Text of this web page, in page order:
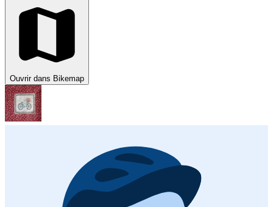
Ouvrir dans Bikemap